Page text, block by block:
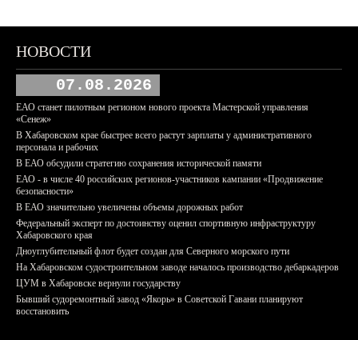
НОВОСТИ
07.08.2026
ЕАО станет пилотным регионом нового проекта Мастерской управления
«Сенеж»
В Хабаровском крае быстрее всего растут зарплаты у административного
персонала и рабочих
В ЕАО обсудили стратегию сохранения исторической памяти
ЕАО - в числе 40 российских регионов-участников кампании «Продвижение
безопасности»
В ЕАО значительно увеличены объемы дорожных работ
Федеральный эксперт по достоинству оценил спортивную инфраструктуру
Хабаровского края
Дноуглубительный флот будет создан для Северного морского пути
На Хабаровском судостроительном заводе началось производство дебаркадеров
ЦУМ в Хабаровске вернули государству
Бывший судоремонтный завод «Якорь» в Советской Гавани планируют
восстановить